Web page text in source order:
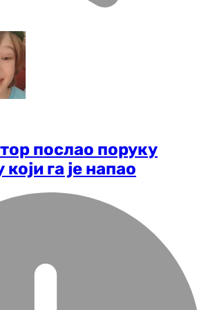
послао поруку
га је напао